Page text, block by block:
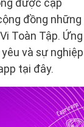
được cập
đồng những
Toàn Tập. Ứng
và sự nghiệp
tại đây.